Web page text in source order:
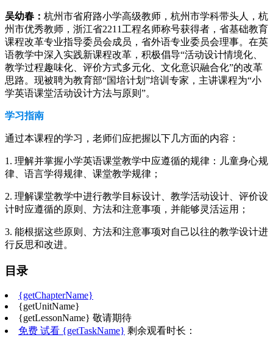
吴幼春： 杭州市省府路小学高级教师，杭州市学科带头人，杭
州市优秀教师，浙江省2211工程名师称号获得者，省基础教育
课程改革专业指导委员会成员，省外语专业委员会理事。在英
语教学中深入实践新课程改革，积极倡导“活动设计情境化、
教学过程趣味化、评价方式多元化、文化意识融合化”的改革
思路。现被聘为教育部“国培计划”培训专家，主讲课程为“小
学英语课堂活动设计方法与原则”。
学习指南
通过本课程的学习，老师们应把握以下几方面的内容：
1. 理解并掌握小学英语课堂教学中应遵循的规律：儿童身心规
律、语言学得规律、课堂教学规律；
2. 理解课堂教学中进行教学目标设计、教学活动设计、评价设
计时应遵循的原则、方法和注意事项，并能够灵活运用；
3. 能根据这些原则、方法和注意事项对自己以往的教学设计进
行反思和改进。
目录
{getChapterName}
{getUnitName}
{getLessonName} 敬请期待
免费 试看 {getTaskName} 剩余观看时长：